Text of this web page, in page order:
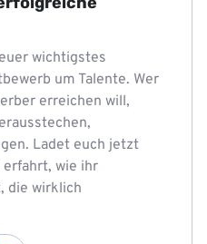
wichtigstes
um Talente. Wer
erreichen will,
Ladet euch jetzt
wie ihr
die wirklich